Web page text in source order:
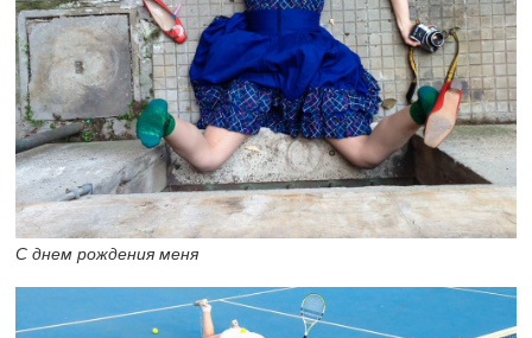
С днем рождения меня